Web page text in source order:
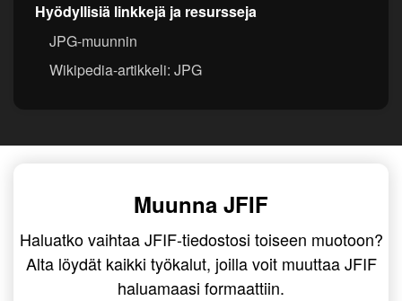
Hyödyllisiä linkkejä ja resursseja
JPG-muunnin
Wikipedia-artikkeli: JPG
Muunna JFIF
Haluatko vaihtaa JFIF-tiedostosi toiseen muotoon?
Alta löydät kaikki työkalut, joilla voit muuttaa JFIF
haluamaasi formaattiin.